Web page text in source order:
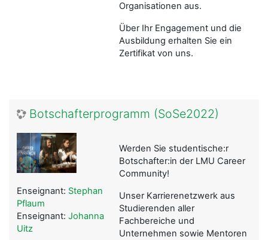
Organisationen aus.
Über Ihr Engagement und die
Ausbildung erhalten Sie ein
Zertifikat von uns.
Botschafterprogramm (SoSe2022)
Werden Sie studentische:r
Botschafter:in der LMU Career
Community!
Unser Karrierenetzwerk aus
Studierenden aller
Fachbereiche und
Unternehmen sowie Mentoren
Enseignant: Stephan
Pflaum
Enseignant: Johanna
Uitz